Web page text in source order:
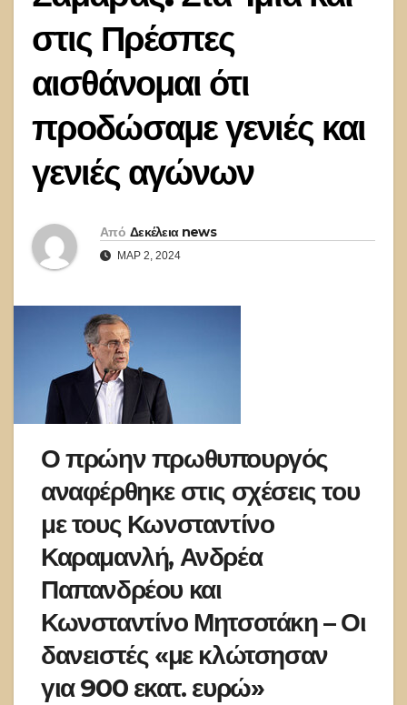
στις Πρέσπες
αισθάνομαι ότι
προδώσαμε γενιές και
γενιές αγώνων
Από Δεκέλεια news
ΜΑΡ 2, 2024
Ο πρώην πρωθυπουργός
αναφέρθηκε στις σχέσεις του
με τους Κωνσταντίνο
Καραμανλή, Ανδρέα
Παπανδρέου και
Κωνσταντίνο Μητσοτάκη – Οι
δανειστές «με κλώτσησαν
για 900 εκατ. ευρώ»